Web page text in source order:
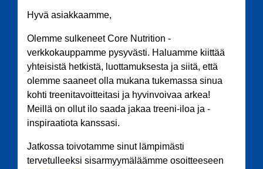
Hyvä asiakkaamme,
Olemme sulkeneet Core Nutrition -
verkkokauppamme pysyvästi. Haluamme kiittää
yhteisistä hetkistä, luottamuksesta ja siitä, että
olemme saaneet olla mukana tukemassa sinua
kohti treenitavoitteitasi ja hyvinvoivaa arkea!
Meillä on ollut ilo saada jakaa treeni-iloa ja -
inspiraatiota kanssasi.
Jatkossa toivotamme sinut lämpimästi
tervetulleeksi sisarmyymäläämme osoitteeseen